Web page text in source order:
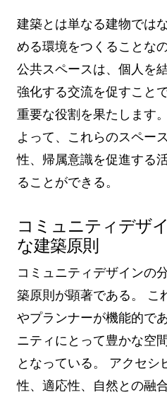
建築とは単なる建物では
める環境をつくることな
公共スペースは、個人を
強化する交流を促すこと
重要な役割を果たします
よって、これらのスペー
性、帰属意識を促進する
ることができる。
コミュニティデザ
な建築原則
コミュニティデザインの
築原則が顕著である。 こ
やプランナーが機能的で
ニティにとって豊かな空
となっている。 アクセシ
性、適応性、自然との融